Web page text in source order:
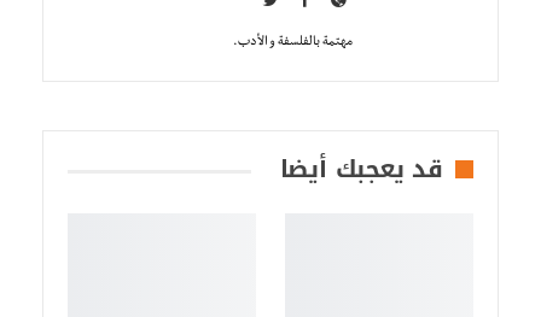
مهتمة بالفلسفة و الأدب.
قد يعجبك أيضا